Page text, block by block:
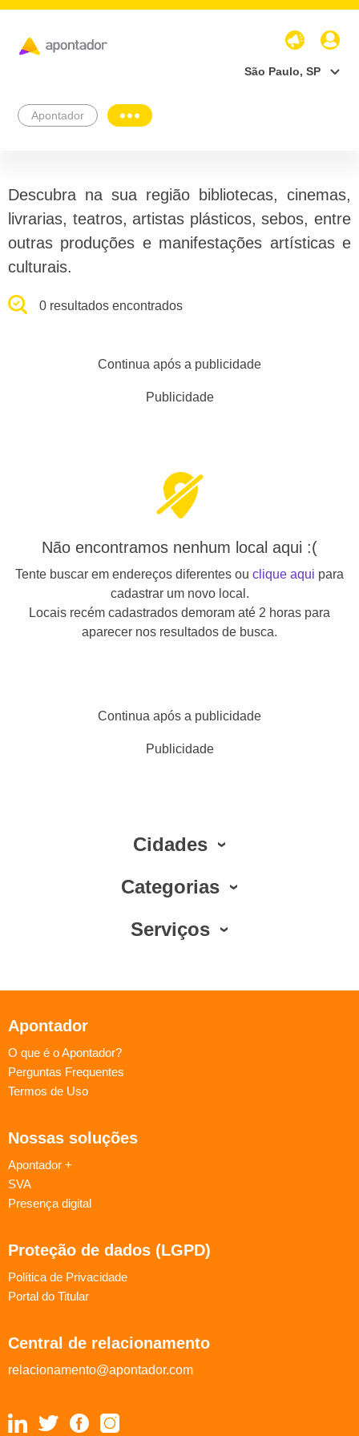
São Paulo, SP
Apontador
Descubra na sua região bibliotecas, cinemas,
livrarias, teatros, artistas plásticos, sebos, entre
outras produções e manifestações artísticas e
culturais.
0 resultados encontrados
Continua após a publicidade
Publicidade
Não encontramos nenhum local aqui :(
Tente buscar em endereços diferentes ou clique aqui para
cadastrar um novo local.
Locais recém cadastrados demoram até 2 horas para
aparecer nos resultados de busca.
Continua após a publicidade
Publicidade
Cidades
Categorias
Serviços
Apontador
O que é o Apontador?
Perguntas Frequentes
Termos de Uso
Nossas soluções
Apontador +
SVA
Presença digital
Proteção de dados (LGPD)
Política de Privacidade
Portal do Titular
Central de relacionamento
relacionamento@apontador.com